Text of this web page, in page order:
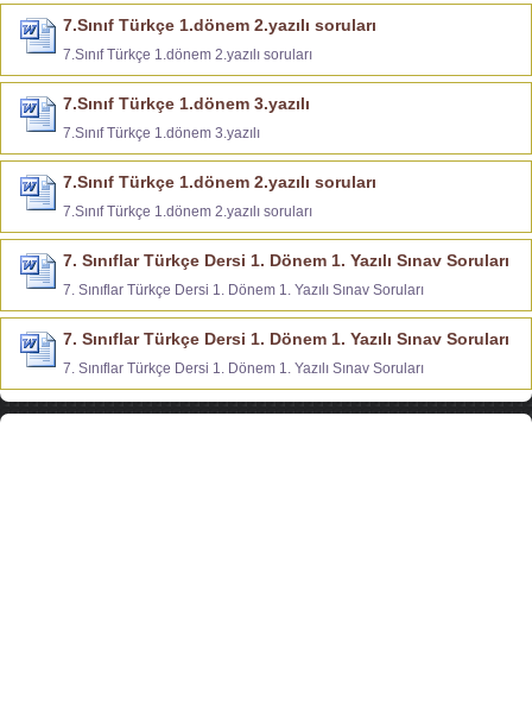
7.Sınıf Türkçe 1.dönem 2.yazılı soruları
7.Sınıf Türkçe 1.dönem 2.yazılı soruları
7.Sınıf Türkçe 1.dönem 3.yazılı
7.Sınıf Türkçe 1.dönem 3.yazılı
7.Sınıf Türkçe 1.dönem 2.yazılı soruları
7.Sınıf Türkçe 1.dönem 2.yazılı soruları
7. Sınıflar Türkçe Dersi 1. Dönem 1. Yazılı Sınav Soruları
7. Sınıflar Türkçe Dersi 1. Dönem 1. Yazılı Sınav Soruları
7. Sınıflar Türkçe Dersi 1. Dönem 1. Yazılı Sınav Soruları
7. Sınıflar Türkçe Dersi 1. Dönem 1. Yazılı Sınav Soruları